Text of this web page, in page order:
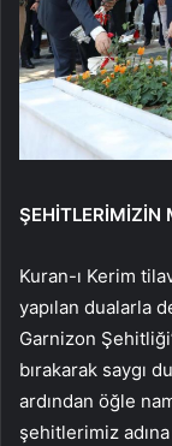
ŞEHİTLERİMİZİN
Kuran-ı Kerim
yapılan dualarla
Garnizon
bırakarak saygı
ardından öğle
şehitlerimiz